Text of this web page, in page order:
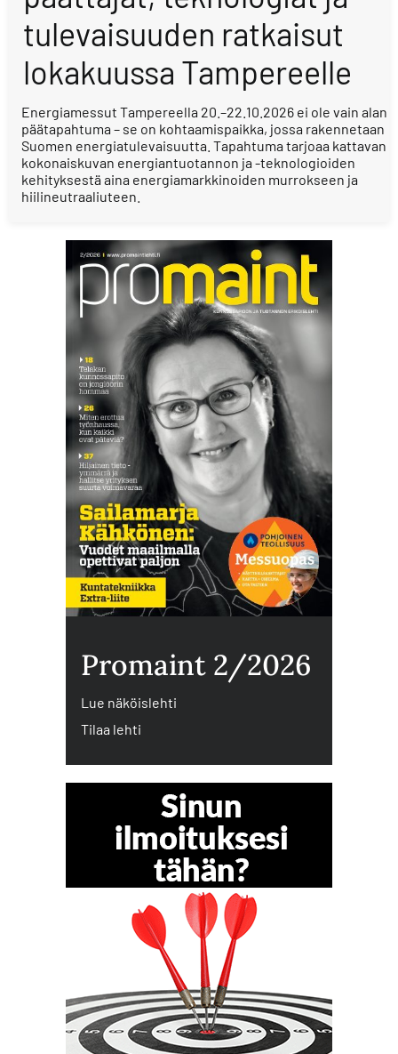
tulevaisuuden ratkaisut
lokakuussa Tampereelle
Energiamessut Tampereella 20.–22.10.2026 ei ole vain alan
päätapahtuma – se on kohtaamispaikka, jossa rakennetaan
Suomen energiatulevaisuutta. Tapahtuma tarjoaa kattavan
kokonaiskuvan energiantuotannon ja -teknologioiden
kehityksestä aina energiamarkkinoiden murrokseen ja
hiilineutraaliuteen.
Promaint 2/2026
Lue näköislehti
Tilaa lehti